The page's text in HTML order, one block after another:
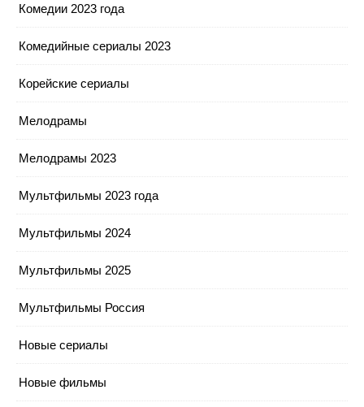
Комедии 2023 года
Комедийные сериалы 2023
Корейские сериалы
Мелодрамы
Мелодрамы 2023
Мультфильмы 2023 года
Мультфильмы 2024
Мультфильмы 2025
Мультфильмы Россия
Новые сериалы
Новые фильмы